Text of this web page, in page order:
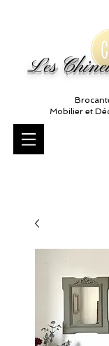
Les
Mobilier et